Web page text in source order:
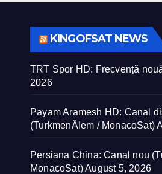
KINGOFSAT NEWS
TRT Spor HD: Frecvență
2026
Payam Aramesh HD: Canal
(TurkmenÄlem / MonacoSat)
Persiana China: Canal nou
MonacoSat)August 5, 2026